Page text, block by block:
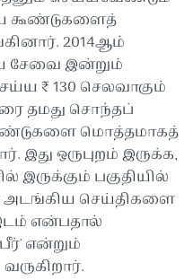
கூண்டுகளைத்
2014ஆம்
சேவை இன்றும்
₹ 130 செலவாகும்
தமது சொந்தப்
மொத்தமாகத்
இது ஒருபுறம் இருக்க,
பகுதியில்
அடங்கிய செய்திகளை
என்பதால்
என்றும்